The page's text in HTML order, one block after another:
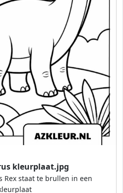
kleurplaat.jpg
Rex staat te brullen in een